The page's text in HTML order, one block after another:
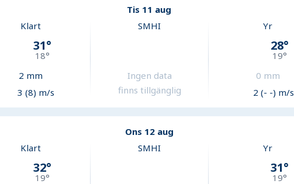
Tis 11 aug
Klart
31°
18°
2 mm
3 (8) m/s
SMHI
Ingen data
finns tillgänglig
Yr
28°
19°
0 mm
2 (- -) m/s
Ons 12 aug
Klart
32°
19°
SMHI Yr
31°
19°